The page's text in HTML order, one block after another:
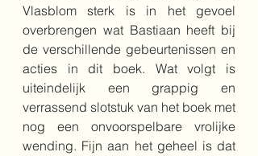
Vlasblom sterk is in het gevoel
overbrengen wat Bastiaan heeft bij
de verschillende gebeurtenissen en
acties in dit boek. Wat volgt is
uiteindelijk een grappig en
verrassend slotstuk van het boek met
nog een onvoorspelbare vrolijke
wending. Fijn aan het geheel is dat